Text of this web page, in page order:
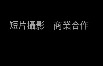
短片攝影 商業合作